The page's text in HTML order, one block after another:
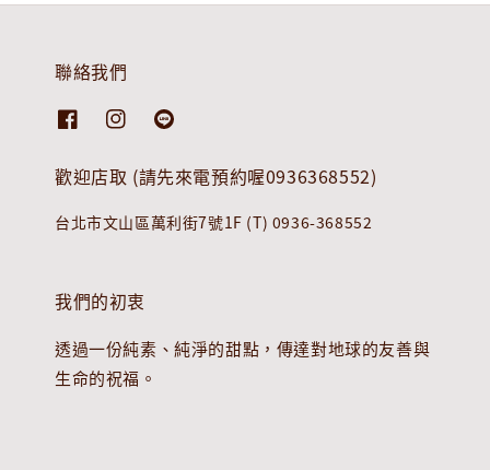
聯絡我們
歡迎店取 (請先來電預約喔0936368552)
台北市文山區萬利街7號1F (T) 0936-368552
我們的初衷
透過一份純素、純淨的甜點，傳達對地球的友善與
生命的祝福。